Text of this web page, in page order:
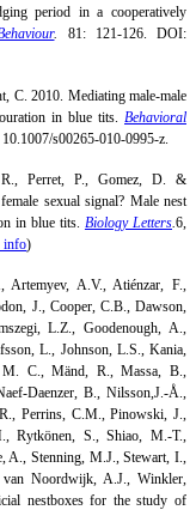
period in a cooperatively
.
81: 121-126. DOI:
C. 2010. Mediating male-male
in blue tits. Behavioral
s00265-010-0995-z.
Perret, P., Gomez, D. &
sexual signal? Male nest
in blue tits. Biology Letters.6,
info)
Artemyev, A.V., Atiénzar, F.,
J., Cooper, C.B., Dawson,
L.Z., Goodenough, A.,
L., Johnson, L.S., Kania,
M. C., Mänd, R., Massa, B.,
Daenzer, B., Nilsson,J.-Å.,
Perrins, C.M., Pinowski, J.,
Rytkönen, S., Shiao, M.-T.,
A., Stenning, M.J., Stewart, I.,
Noordwijk, A.J., Winkler,
nestboxes for the study of